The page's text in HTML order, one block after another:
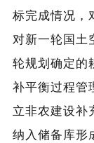
标完成情况，
对新一轮国土
轮规划确定的
补平衡过程管
立非农建设补
纳入储备库形